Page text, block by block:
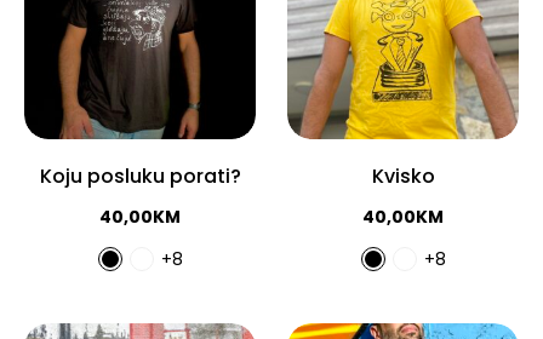
Koju posluku porati?
40,00KM
+8
Kvisko
40,00KM
+8